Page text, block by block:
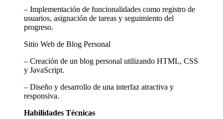
– Implementación de funcionalidades como registro de
usuarios, asignación de tareas y seguimiento del
progreso.
Sitio Web de Blog Personal
– Creación de un blog personal utilizando HTML, CSS
y JavaScript.
– Diseño y desarrollo de una interfaz atractiva y
responsiva.
Habilidades Técnicas